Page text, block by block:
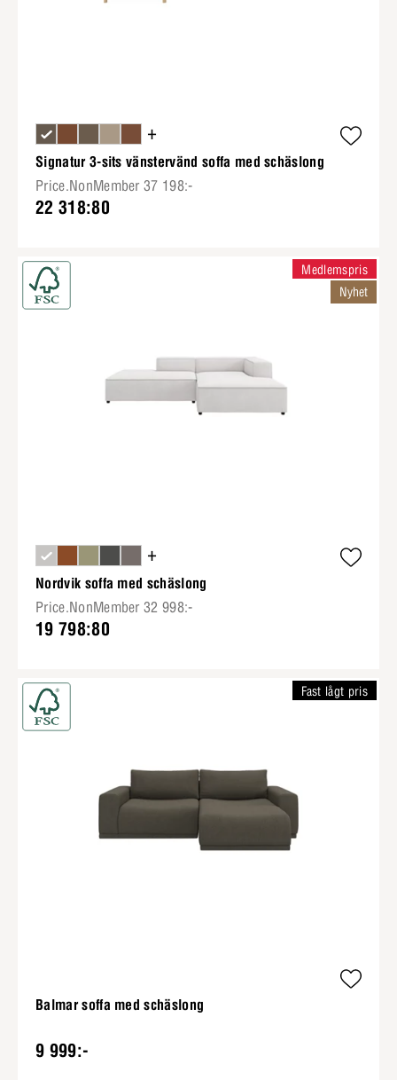
+
Signatur 3-sits vänstervänd soffa med schäslong
Price.NonMember 37 198:-
22 318:80
+
Nordvik soffa med schäslong
Price.NonMember 32 998:-
19 798:80
Medlemspris
Nyhet
Balmar soffa med schäslong
9 999:-
Fast lågt pris